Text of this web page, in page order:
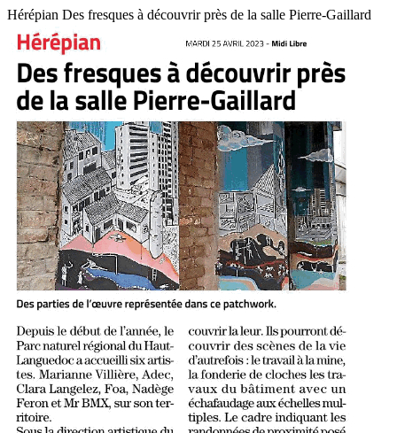
Hérépian Des fresques à découvrir près de la salle Pierre-Gaillard